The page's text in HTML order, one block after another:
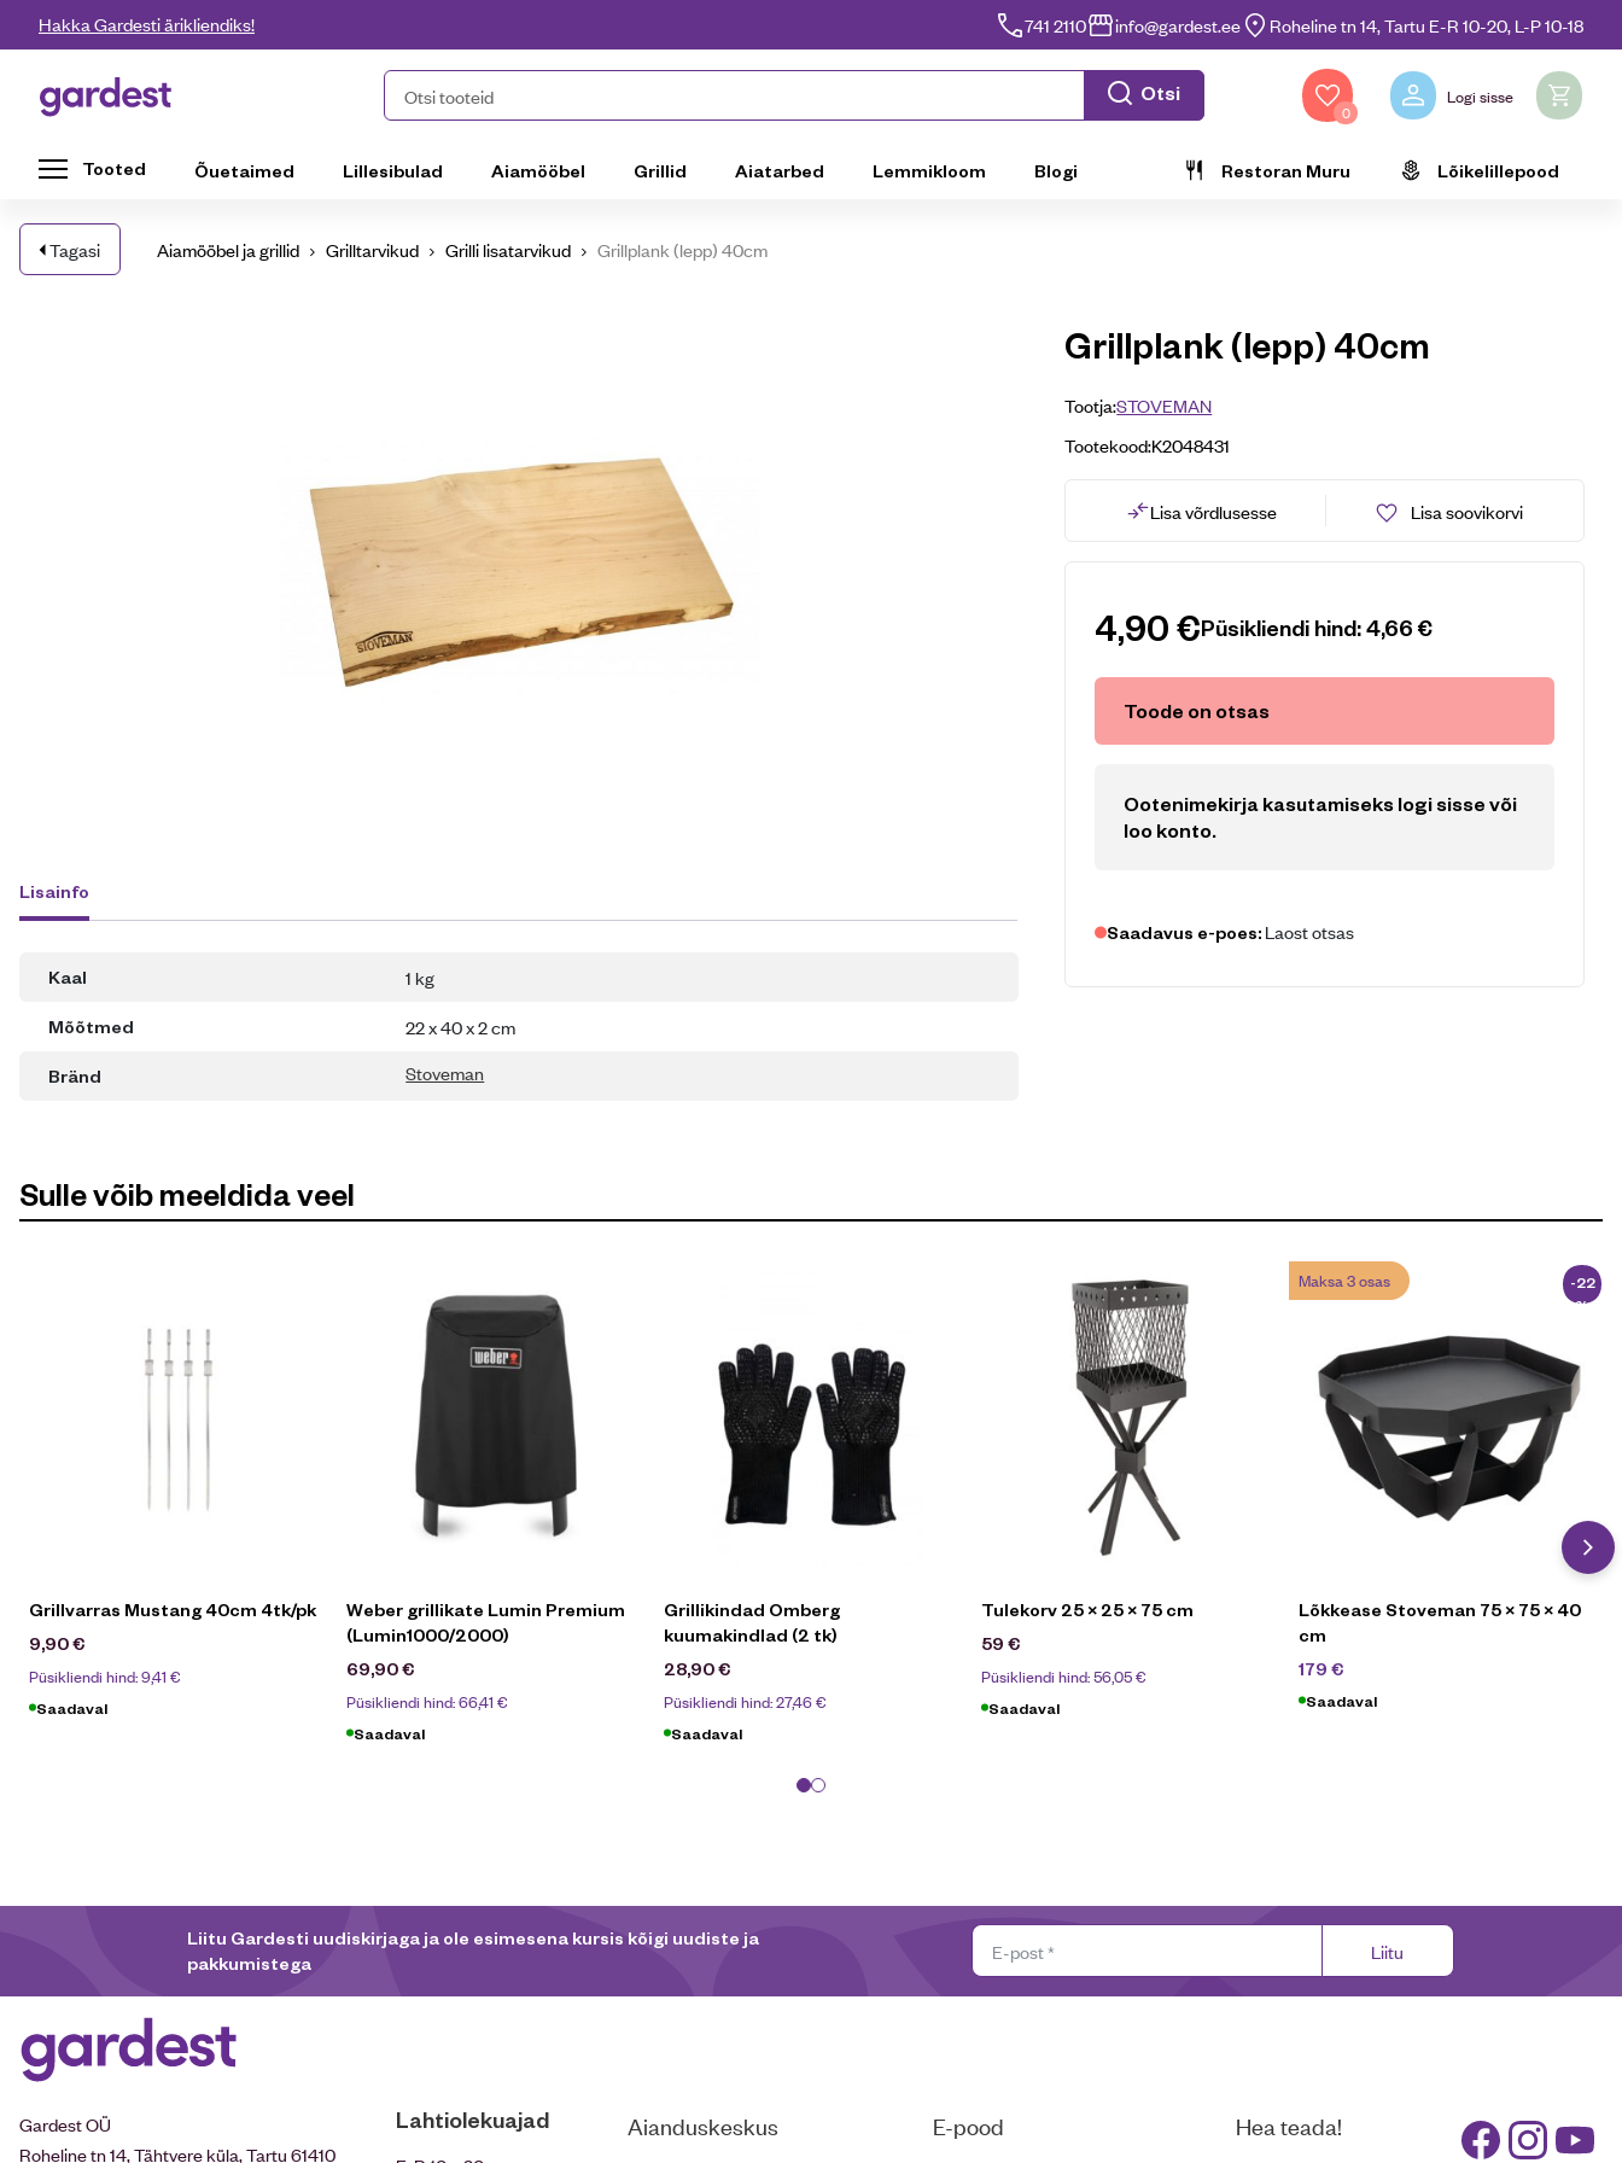
Liigu edasi põhisisu juurde
Hakka Gardesti ärikliendiks! 741 2110 info@gardest.ee Roheline tn 14, Tartu E-R 10-20, L-P 10-18
Gardest Otsi tooteid Otsi
0
Logi sisse
Tooted Õuetaimed Lillesibulad Aiamööbel Grillid Aiatarbed Lemmikloom Blogi Restoran Muru Lõikelillepood
Tagasi Aiamööbel ja grillid Grilltarvikud Grilli lisatarvikud Grillplank (lepp) 40cm
Lisainfo
Kaal 1 kg
Mõõtmed 22 x 40 x 2 cm
Bränd Stoveman
Grillplank (lepp) 40cm
Tootja:STOVEMAN
Tootekood:K2048431
Lisa võrdlusesse Lisa soovikorvi
4,90€Püsikliendi hind:4,66€
Toode on otsas
Ootenimekirja kasutamiseks logi sisse või
loo konto.
Saadavus e-poes: Laost otsas
Sulle võib meeldida veel
Grillvarras Mustang 40cm 4tk/pk
9,90€
Püsikliendi hind:9,41 €
Saadaval
Weber grillikate Lumin Premium
(Lumin1000/2000)
69,90€
Püsikliendi hind:66,41 €
Saadaval
Grillikindad Omberg
kuumakindlad (2 tk)
28,90€
Püsikliendi hind:27,46€
Saadaval
Tulekorv 25 × 25 × 75 cm
59 €
Püsikliendi hind:56,05€
Saadaval
Maksa 3 osas
-22
%
Lõkkease Stoveman 75 × 75 × 40
cm
179 €
Saadaval
Liitu Gardesti uudiskirjaga ja ole esimesena kursis kõigi uudiste ja
pakkumistega
Liitu
Gardest OÜ
Roheline tn 14, Tähtvere küla, Tartu 61410
Lahtiolekuajad Aianduskeskus E-pood Hea teada!